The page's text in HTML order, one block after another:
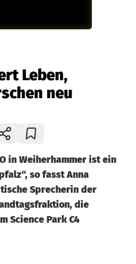
Leben,
neu
in Weiherhammer ist ein
so fasst Anna
Sprecherin der
die
Science Park C4